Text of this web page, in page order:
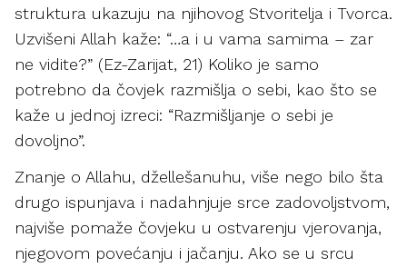
struktura ukazuju na njihovog Stvoritelja i Tvorca.
Uzvišeni Allah kaže: “…a i u vama samima – zar
ne vidite?” (Ez-Zarijat, 21) Koliko je samo
potrebno da čovjek razmišlja o sebi, kao što se
kaže u jednoj izreci: “Razmišljanje o sebi je
dovoljno”.
Znanje o Allahu, džellešanuhu, više nego bilo šta
drugo ispunjava i nadahnjuje srce zadovoljstvom,
najviše pomaže čovjeku u ostvarenju vjerovanja,
njegovom povećanju i jačanju. Ako se u srcu